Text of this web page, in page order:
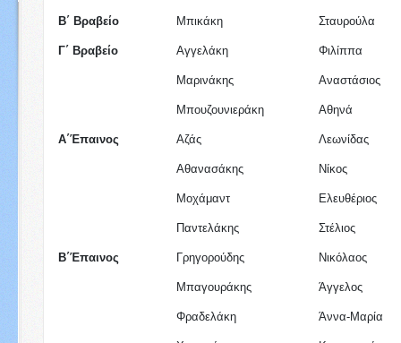
Β΄ Βραβείο Μπικάκη Σταυρούλα
Γ΄ Βραβείο Αγγελάκη Φιλίππα
Μαρινάκης Αναστάσιος
Μπουζουνιεράκη Αθηνά
Α΄Έπαινος Αζάς Λεωνίδας
Αθανασάκης Νίκος
Μοχάμαντ Ελευθέριος
Παντελάκης Στέλιος
Β΄Έπαινος Γρηγορούδης Νικόλαος
Μπαγουράκης Άγγελος
Φραδελάκη Άννα-Μαρία